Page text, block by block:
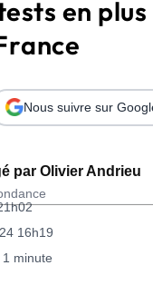
en
par Olivier Andrieu
16h19
minute
Nous suivre sur